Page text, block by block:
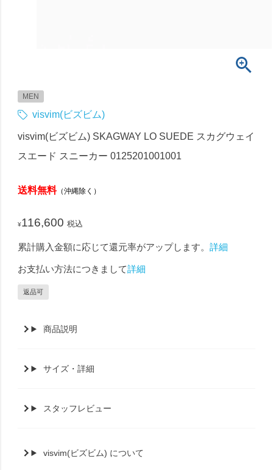
MEN
visvim(ビズビム)
visvim(ビズビム) SKAGWAY LO SUEDE スカグウェイ
スエード スニーカー 0125201001001
送料無料（沖縄除く）
¥116,600 税込
累計購入金額に応じて還元率がアップします。詳細
お支払い方法につきまして詳細
返品可
商品説明
サイズ・詳細
スタッフレビュー
visvim(ビズビム) について